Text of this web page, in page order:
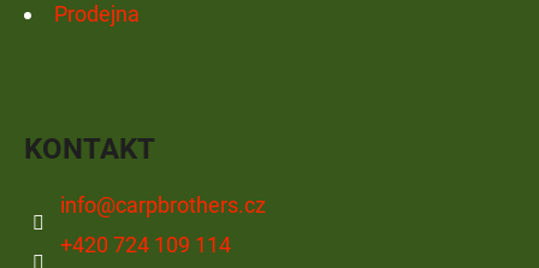
Prodejna
KONTAKT
info@carpbrothers.cz
+420 724 109 114